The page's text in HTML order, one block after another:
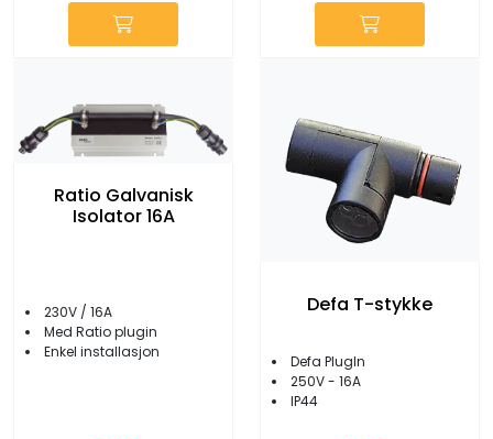
Ratio Galvanisk
Isolator 16A
230V / 16A
Med Ratio plugin
Enkel installasjon
Defa T-stykke
Defa PlugIn
250V - 16A
IP44